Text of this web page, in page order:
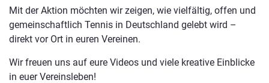
Mit der Aktion möchten wir zeigen, wie vielfältig, offen und
gemeinschaftlich Tennis in Deutschland gelebt wird –
direkt vor Ort in euren Vereinen.
Wir freuen uns auf eure Videos und viele kreative Einblicke
in euer Vereinsleben!